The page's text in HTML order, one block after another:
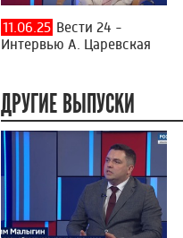
11.06.25 Вести 24 -
Интервью А. Царевская
ДРУГИЕ ВЫПУСКИ